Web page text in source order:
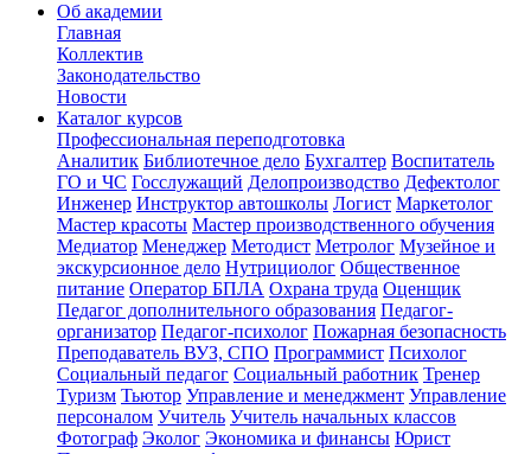
Об академии
Главная
Коллектив
Законодательство
Новости
Каталог курсов
Профессиональная переподготовка
Аналитик Библиотечное дело Бухгалтер Воспитатель
ГО и ЧС Госслужащий Делопроизводство Дефектолог
Инженер Инструктор автошколы Логист Маркетолог
Мастер красоты Мастер производственного обучения
Медиатор Менеджер Методист Метролог Музейное и
экскурсионное дело Нутрициолог Общественное
питание Оператор БПЛА Охрана труда Оценщик
Педагог дополнительного образования Педагог-
организатор Педагог-психолог Пожарная безопасность
Преподаватель ВУЗ, СПО Программист Психолог
Социальный педагог Социальный работник Тренер
Туризм Тьютор Управление и менеджмент Управление
персоналом Учитель Учитель начальных классов
Фотограф Эколог Экономика и финансы Юрист